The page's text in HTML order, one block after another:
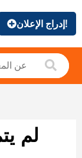
إدراج الإعلان!
لم